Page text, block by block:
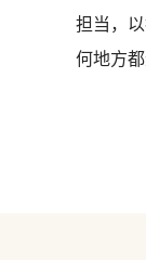
担当，
何地方